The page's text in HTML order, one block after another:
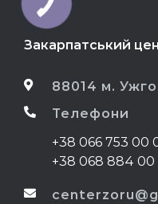
Закарпатський
88014 м.
Телефони
+38 066 753 00
+38 068 884 00